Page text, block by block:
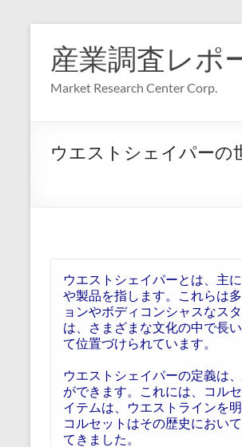
産業調査レポ
Market Research Center Corp.
ウエストシェイパーの
ウエストシェイパーとは、主
や製品を指します。これらは
ョンやボディコンシャスなス
は、さまざまな文化の中で長
て位置づけられています。
ウエストシェイパーの定義は
ができます。これには、コル
イテムは、ウエストラインを
コルセットはその歴史におい
てきました。